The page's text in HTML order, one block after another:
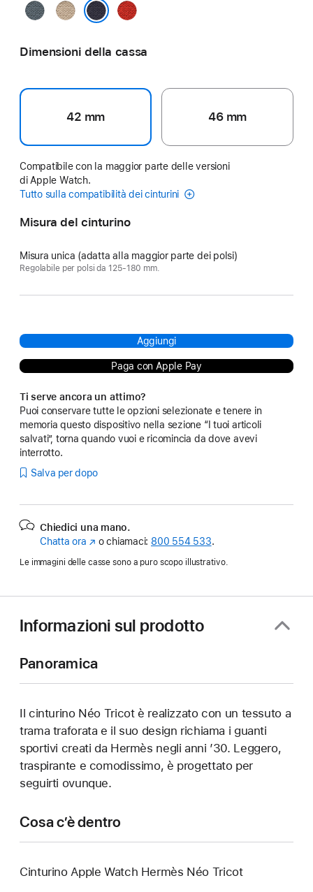
Bleu Gris
Argile Capucine
Dimensioni della cassa
42 mm 46 mm
Compatibile con la maggior parte delle versioni
di Apple Watch.
Tutto sulla compatibilità dei cinturini
Misura del cinturino
Misura unica (adatta alla maggior parte dei polsi)
Regolabile per polsi da 125-180 mm.
Aggiungi
Paga con Apple Pay
Ti serve ancora un attimo?
Puoi conservare tutte le opzioni selezionate e tenere in
memoria questo dispositivo nella sezione “I tuoi articoli
salvati”, torna quando vuoi e ricomincia da dove avevi
interrotto.
Salva per dopo
Chiedici una mano.
Chatta ora (Si
nuova
o chiamaci: 800 554 533.
Le immagini delle casse sono a puro scopo illustrativo.
Informazioni sul prodotto
Panoramica
Il cinturino Néo Tricot è realizzato con un tessuto a
trama traforata e il suo design richiama i guanti
sportivi creati da Hermès negli anni ’30. Leggero,
traspirante e comodissimo, è progettato per
seguirti ovunque.
Cosa c’è dentro
Cinturino Apple Watch Hermès Néo Tricot